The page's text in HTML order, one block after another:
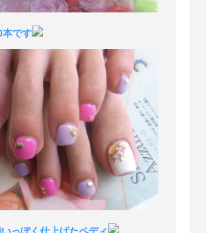
本です
っぽく仕上げたペディ